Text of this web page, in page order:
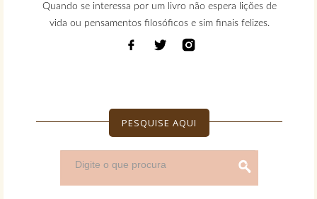
Quando se interessa por um livro não espera lições de
vida ou pensamentos filosóficos e sim finais felizes.
PESQUISE AQUI